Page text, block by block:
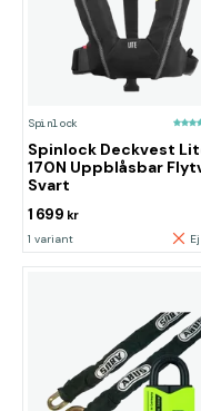
Spinlock
Spinlock Deckvest
170N Uppblåsbar
Svart
1 699 kr
1 variant